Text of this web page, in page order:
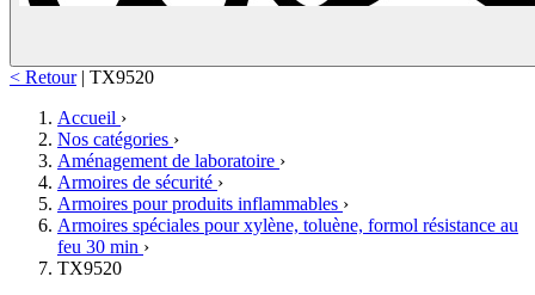
< Retour | TX9520
Accueil ›
Nos catégories ›
Aménagement de laboratoire ›
Armoires de sécurité ›
Armoires pour produits inflammables ›
Armoires spéciales pour xylène, toluène, formol résistance au
feu 30 min ›
TX9520